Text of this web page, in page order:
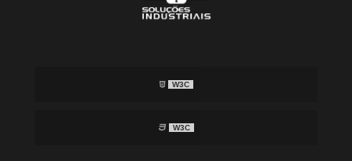
W3C
W3C